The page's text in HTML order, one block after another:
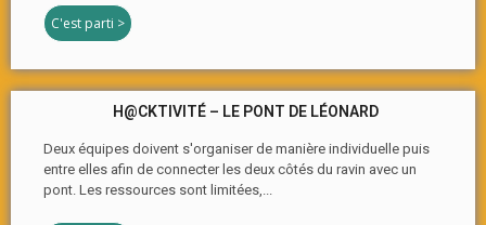
C'est parti >
H@CKTIVITÉ – LE PONT DE LÉONARD
Deux équipes doivent s'organiser de manière individuelle puis
entre elles afin de connecter les deux côtés du ravin avec un
pont. Les ressources sont limitées,...